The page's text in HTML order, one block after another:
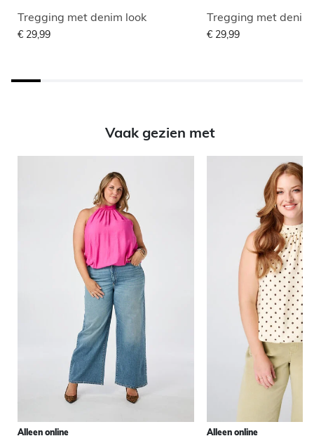
Tregging met denim look
€ 29,99
Tregging met denim
€ 29,99
Vaak gezien met
Alleen online Alleen online